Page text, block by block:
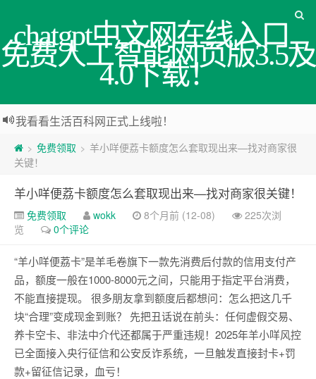
chatgpt中文网在线入口_
免费人工智能网页版3.5及
4.0下载！
我看看生活百科网正式上线啦！
> 免费领取 > 羊小咩便荔卡额度怎么套取现出来—找对商家很
关键！
羊小咩便荔卡额度怎么套取现出来—找对商家很关键！
免费领取 wokk 8个月前 (12-08)
225次浏
览
0个评论
“羊小咩便荔卡”是羊毛卷旗下一款先消费后付款的信用支付产
品，额度一般在1000-8000元之间，只能用于指定平台消费，
不能直接提现。 很多朋友拿到额度后都想问：怎么把这几千
块“合理”变成现金到账？ 先把丑话说在前头：任何虚假交易、
养卡空卡、非法中介代还都属于严重违规！2025年羊小咩风控
已全面接入央行征信和公安反诈系统，一旦触发直接封卡+罚
款+留征信记录，血亏！